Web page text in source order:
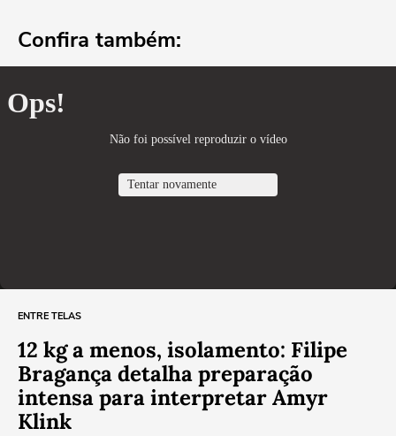
Confira também:
ENTRE TELAS
12 kg a menos, isolamento: Filipe
Bragança detalha preparação
intensa para interpretar Amyr
Klink